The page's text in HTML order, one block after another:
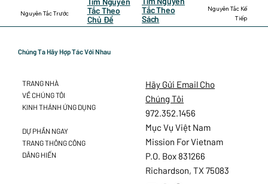
Nguyên Tắc Trước
Tắc Theo
Chủ Đề
Tắc Theo
Sách
Nguyên Tắc Kế
Tiếp
Chúng Ta Hãy Hợp Tác Với Nhau
Hãy Gửi Email Cho
Chúng Tôi
972.352.1456
Mục Vụ Việt Nam
Mission For Vietnam
P.O. Box 831266
Richardson, TX 75083
TRANG NHÀ
VỀ CHÚNG TÔI
KINH THÁNH ỨNG DỤNG
DỰ PHẦN NGAY
TRANG THÔNG CÔNG
DÂNG HIẾN